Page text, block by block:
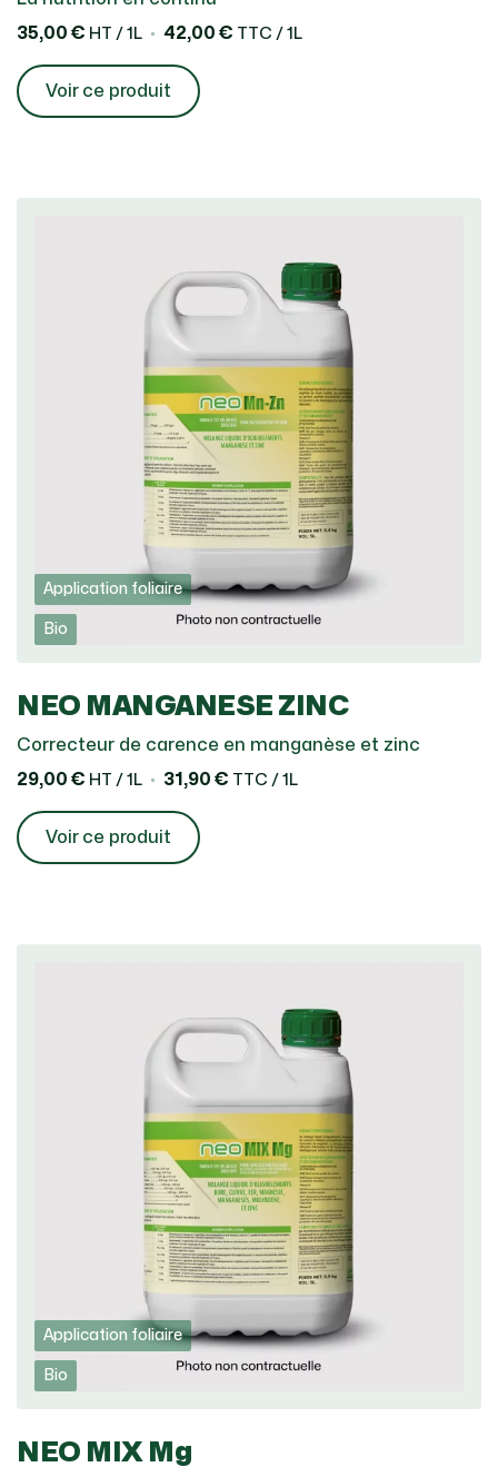
35,00 € HT / 1L 42,00 € TTC / 1L
Voir ce produit
Application foliaire
Bio
NEO MANGANESE ZINC
Correcteur de carence en manganèse et zinc
29,00 € HT / 1L 31,90 € TTC / 1L
Voir ce produit
Application foliaire
Bio
NEO MIX Mg